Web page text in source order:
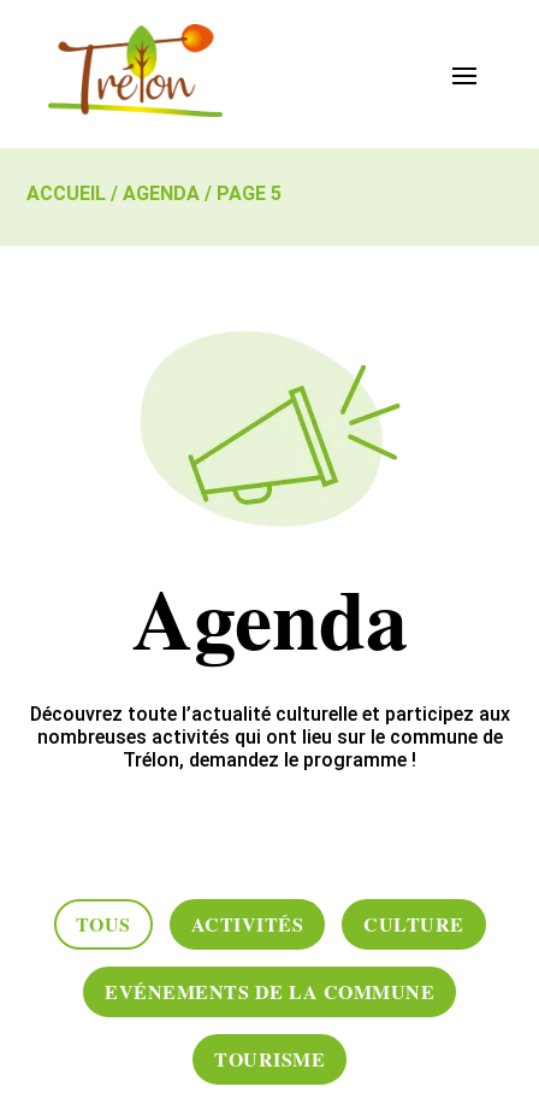
ACCUEIL /AGENDA / PAGE 5
Agenda
Découvrez toute l’actualité culturelle et participez aux
nombreuses activités qui ont lieu sur le commune de
Trélon, demandez le programme !
TOUS ACTIVITÉS CULTURE
EVÉNEMENTS DE LA COMMUNE
TOURISME